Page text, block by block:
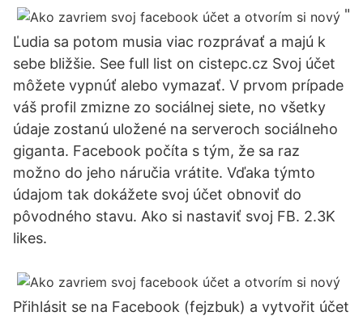
"
Ľudia sa potom musia viac rozprávať a majú k
sebe bližšie. See full list on cistepc.cz Svoj účet
môžete vypnúť alebo vymazať. V prvom prípade
váš profil zmizne zo sociálnej siete, no všetky
údaje zostanú uložené na serveroch sociálneho
giganta. Facebook počíta s tým, že sa raz
možno do jeho náručia vrátite. Vďaka týmto
údajom tak dokážete svoj účet obnoviť do
pôvodného stavu. Ako si nastaviť svoj FB. 2.3K
likes.
Přihlásit se na Facebook (fejzbuk) a vytvořit účet